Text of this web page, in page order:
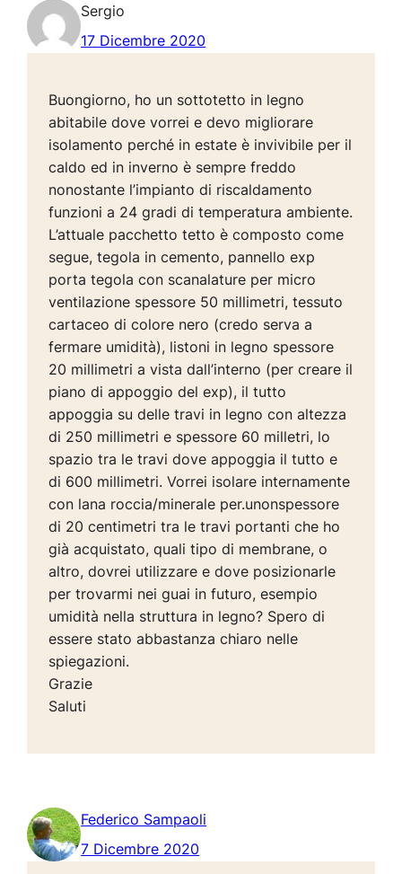
Sergio
17 Dicembre 2020
Buongiorno, ho un sottotetto in legno
abitabile dove vorrei e devo migliorare
isolamento perché in estate è invivibile per il
caldo ed in inverno è sempre freddo
nonostante l’impianto di riscaldamento
funzioni a 24 gradi di temperatura ambiente.
L’attuale pacchetto tetto è composto come
segue, tegola in cemento, pannello exp
porta tegola con scanalature per micro
ventilazione spessore 50 millimetri, tessuto
cartaceo di colore nero (credo serva a
fermare umidità), listoni in legno spessore
20 millimetri a vista dall’interno (per creare il
piano di appoggio del exp), il tutto
appoggia su delle travi in legno con altezza
di 250 millimetri e spessore 60 milletri, lo
spazio tra le travi dove appoggia il tutto e
di 600 millimetri. Vorrei isolare internamente
con lana roccia/minerale per.unonspessore
di 20 centimetri tra le travi portanti che ho
già acquistato, quali tipo di membrane, o
altro, dovrei utilizzare e dove posizionarle
per trovarmi nei guai in futuro, esempio
umidità nella struttura in legno? Spero di
essere stato abbastanza chiaro nelle
spiegazioni.
Grazie
Saluti
Federico Sampaoli
7 Dicembre 2020